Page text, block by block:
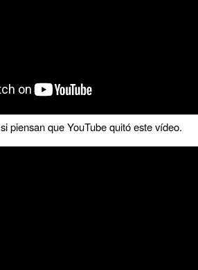
si piensan que YouTube quitó este vídeo.